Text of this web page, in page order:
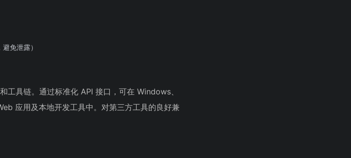
免泄露）
工具链。通过标准化 API 接口，可在 Windows、
应用及本地开发工具中。对第三方工具的良好兼